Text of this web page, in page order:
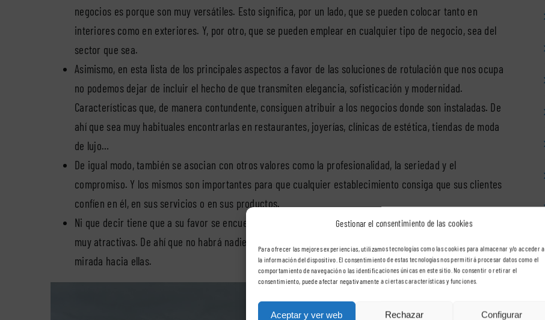
Gestionar el consentimiento de las cookies
Para ofrecer las mejores experiencias, utilizamos tecnologías como las cookies para almacenar y/o acceder a
la información del dispositivo. El consentimiento de estas tecnologías nos permitirá procesar datos como el
comportamiento de navegación o las identificaciones únicas en este sitio. No consentir o retirar el
consentimiento, puede afectar negativamente a ciertas características y funciones.
Aceptar y ver web Rechazar Configurar
negocios es porque son muy versátiles. Esto significa, por un lado, que se pueden colocar tanto en
interiores como en exteriores. Y, por otro, que se pueden emplear en cualquier tipo de negocio, sea del
sector que sea.
Asimismo, en esta lista de los principales aspectos a favor de las soluciones de rotulación que nos ocupa
no podemos dejar de incluir el hecho de que transmiten elegancia, sofisticación y modernidad.
Características que, de manera contundente, consiguen atribuir a los negocios donde son instaladas. De
ahí que sea muy habituales encontrarlas en restaurantes, joyerías, clínicas de estética, tiendas de moda
de lujo…
De igual modo, también se asocian con otros valores como la profesionalidad, la seriedad y el
compromiso. Y los mismos son importantes para que cualquier establecimiento consiga que sus clientes
confíen en él, en sus servicios o en sus productos.
Ni que decir tiene que a su favor se encuentra igualmente el hecho de que las corpóreas de acero son
muy atractivas. De ahí que no habrá nadie que pase por una calle donde estén instaladas y no lleve su
mirada hacia ellas.